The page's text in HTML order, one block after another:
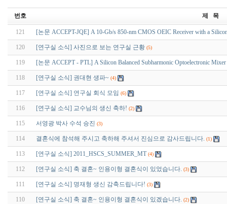
번호 제 목
121 [논문 ACCEPT-JQE] A 10-Gb/s 850-nm CMOS OEIC Receiver with a
120 [연구실 소식] 사진으로 보는 연구실 근황 (5)
119 [논문 ACCEPT - PTL] A Silicon Balanced Subharmonic Optoelectronic
118 [연구실 소식] 권대현 생파~ (4)
117 [연구실 소식] 연구실 회식 모임 (6)
116 [연구실 소식] 교수님의 생신 축하! (2)
115 서영광 박사 수석 승진 (3)
114 결혼식에 참석해 주시고 축하해 주셔서 진심으로 감사드립니다. (1)
113 [연구실 소식] 2011_HSCS_SUMMER_MT (4)
112 [연구실 소식] 축 결혼~ 인용이형 결혼식이 있었습니다. (3)
111 [연구실 소식] 명재형 생신 감축드립니다! (3)
110 [연구실 소식] 축 결혼~ 인용이형 결혼식이 있겠습니다. (2)